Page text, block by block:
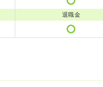
退職金